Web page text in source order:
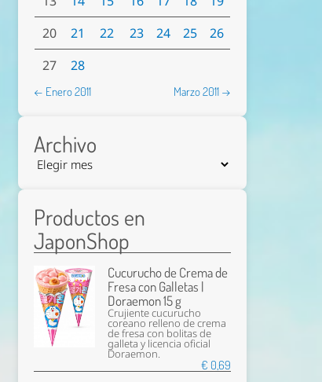
20
21 22 23 24 25
26
27
28
← Enero 2011 Marzo 2011 →
Archivo
Productos en
JaponShop
Cucurucho de Crema de
Fresa con Galletas |
Doraemon 15 g
Crujiente cucurucho
coreano relleno de crema
de fresa con bolitas de
galleta y licencia oficial
Doraemon.
€ 0,69